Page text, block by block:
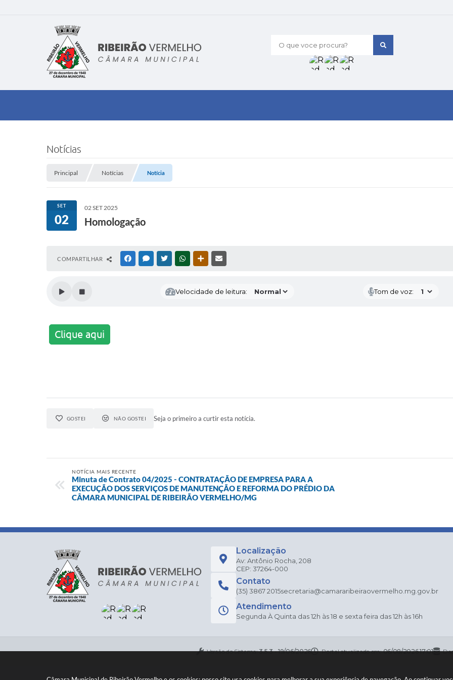
O que voce procura?
Notícias
Principal Notícias Notícia
SET
02
02 SET 2025
Homologação
COMPARTILHAR FACEBOOKMESSENGER
TWITTERWHATSAPPOUTRAS MÍDIAS
Velocidade de leitura: Tom de voz:
Clique aqui
GOSTEI NÃO GOSTEI Seja o primeiro a curtir esta notícia.
NOTÍCIA MAIS RECENTE
Minuta de Contrato 04/2025 - CONTRATAÇÃO DE EMPRESA PARA A
EXECUÇÃO DOS SERVIÇOS DE MANUTENÇÃO E REFORMA DO PRÉDIO DA
CÂMARA MUNICIPAL DE RIBEIRÃO VERMELHO/MG
Localização
Av: Antônio Rocha, 208
CEP: 37264-000
Contato
(35) 3867 2015secretaria@camararibeiraovermelho.mg.gov.br
Atendimento
Segunda À Quinta das 12h às 18 e sexta feira das 12h às 16h
Versão do Sistema:3.5.3 - 19/06/2026 Portal atualizado em:06/08/2026 17:01